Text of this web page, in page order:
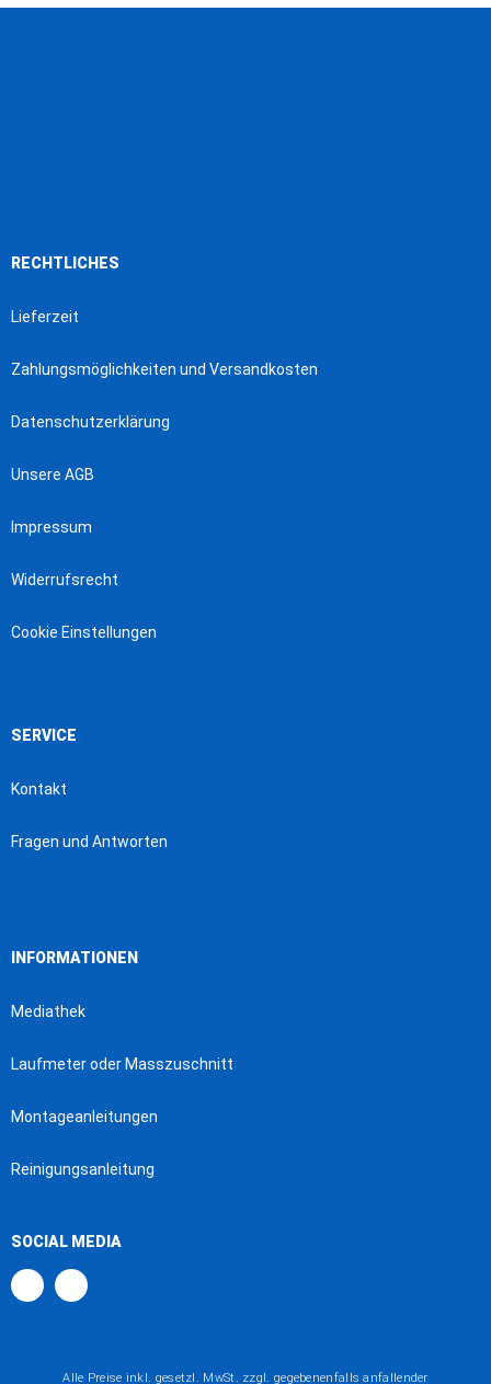
RECHTLICHES
Lieferzeit
Zahlungsmöglichkeiten und Versandkosten
Datenschutzerklärung
Unsere AGB
Impressum
Widerrufsrecht
Cookie Einstellungen
SERVICE
Kontakt
Fragen und Antworten
INFORMATIONEN
Mediathek
Laufmeter oder Masszuschnitt
Montageanleitungen
Reinigungsanleitung
SOCIAL MEDIA
Alle Preise inkl. gesetzl. MwSt. zzgl. gegebenenfalls anfallender